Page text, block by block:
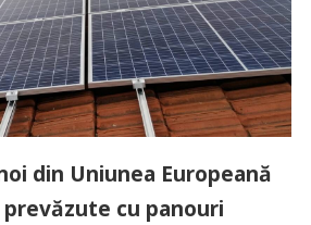
din Uniunea Europeană
cu panouri